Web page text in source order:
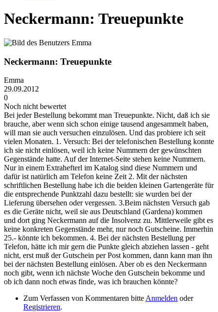
Neckermann: Treuepunkte
Neckermann: Treuepunkte
Emma
29.09.2012
0
Noch nicht bewertet
Bei jeder Bestellung bekommt man Treuepunkte. Nicht, daß ich sie
brauche, aber wenn sich schon einige tausend angesammelt haben,
will man sie auch versuchen einzulösen. Und das probiere ich seit
vielen Monaten. 1. Versuch: Bei der telefonischen Bestellung konnte
ich sie nicht einlösen, weil ich keine Nummern der gewünschten
Gegenstände hatte. Auf der Internet-Seite stehen keine Nummern.
Nur in einem Extrahefterl im Katalog sind diese Nummern und
dafür ist natürlich am Telefon keine Zeit 2. Mit der nächsten
schriftlichen Bestellung habe ich die beiden kleinen Gartengeräte für
die entsprechende Punktzahl dazu bestellt: sie wurden bei der
Lieferung übersehen oder vergessen. 3.Beim nächsten Versuch gab
es die Geräte nicht, weil sie aus Deutschland (Gardena) kommen
und dort ging Neckermann auf die Insolvenz zu. Mittlerweile gibt es
keine konkreten Gegenstände mehr, nur noch Gutscheine. Immerhin
25.- könnte ich bekommen. 4. Bei der nächsten Bestellung per
Telefon, hätte ich mir gern die Punkte gleich abziehen lassen - geht
nicht, erst muß der Gutschein per Post kommen, dann kann man ihn
bei der nächsten Bestellung einlösen. Aber ob es den Neckermann
noch gibt, wenn ich nächste Woche den Gutschein bekomme und
ob ich dann noch etwas finde, was ich brauchen könnte?
Zum Verfassen von Kommentaren bitte Anmelden oder
Registrieren.